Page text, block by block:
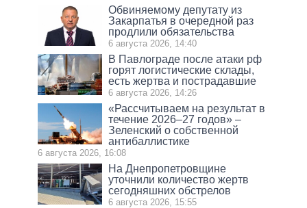
Обвиняемому депутату из
Закарпатья в очередной раз
продлили обязательства
6 августа 2026, 14:40
В Павлограде после атаки рф
горят логистические склады,
есть жертва и пострадавшие
6 августа 2026, 14:26
«Рассчитываем на результат в
течение 2026–27 годов» –
Зеленский о собственной
антибаллистике
6 августа 2026, 16:08
На Днепропетровщине
уточнили количество жертв
сегодняшних обстрелов
6 августа 2026, 15:55